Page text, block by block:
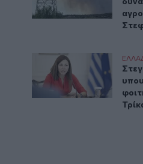
Στεγαστικό επίδομα